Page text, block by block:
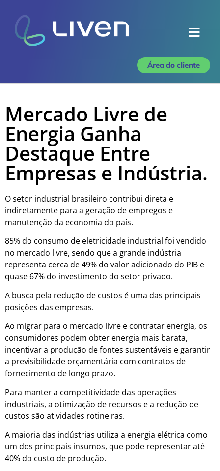
Área do cliente
Mercado Livre de
Energia Ganha
Destaque Entre
Empresas e Indústria.
O setor industrial brasileiro contribui direta e
indiretamente para a geração de empregos e
manutenção da economia do país.
85% do consumo de eletricidade industrial foi vendido
no mercado livre, sendo que a grande indústria
representa cerca de 49% do valor adicionado do PIB e
quase 67% do investimento do setor privado.
A busca pela redução de custos é uma das principais
posições das empresas.
Ao migrar para o mercado livre e contratar energia, os
consumidores podem obter energia mais barata,
incentivar a produção de fontes sustentáveis e garantir
a previsibilidade orçamentária com contratos de
fornecimento de longo prazo.
Para manter a competitividade das operações
industriais, a otimização de recursos e a redução de
custos são atividades rotineiras.
A maioria das indústrias utiliza a energia elétrica como
um dos principais insumos, que pode representar até
40% do custo de produção.